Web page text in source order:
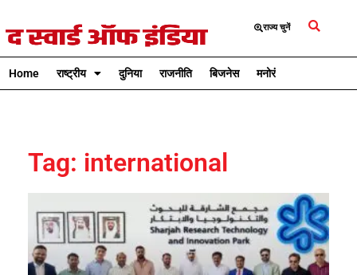
राज्य चुनें
Home राष्ट्रीय दुनिया राजनीति बिजनेस मनोरंजन
Tag: international